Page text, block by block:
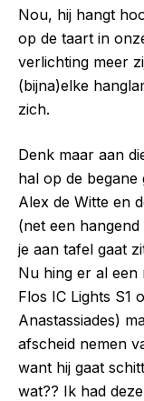
Nou, hij hangt
op de taart in
verlichting meer
(bijna)elke
zich.
Denk maar aan
hal op de
Alex de Witte en
(net een
je aan tafel gaat
Nu hing er al een
Flos IC Lights S1
Anastassiades)
afscheid nemen
want hij gaat
wat?? Ik had